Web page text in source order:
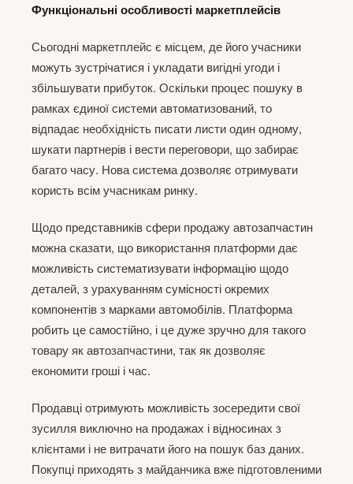
Функціональні особливості маркетплейсів
Сьогодні маркетплейс є місцем, де його учасники
можуть зустрічатися і укладати вигідні угоди і
збільшувати прибуток. Оскільки процес пошуку в
рамках єдиної системи автоматизований, то
відпадає необхідність писати листи один одному,
шукати партнерів і вести переговори, що забирає
багато часу. Нова система дозволяє отримувати
користь всім учасникам ринку.
Щодо представників сфери продажу автозапчастин
можна сказати, що використання платформи дає
можливість систематизувати інформацію щодо
деталей, з урахуванням сумісності окремих
компонентів з марками автомобілів. Платформа
робить це самостійно, і це дуже зручно для такого
товару як автозапчастини, так як дозволяє
економити гроші і час.
Продавці отримують можливість зосередити свої
зусилля виключно на продажах і відносинах з
клієнтами і не витрачати його на пошук баз даних.
Покупці приходять з майданчика вже підготовленими